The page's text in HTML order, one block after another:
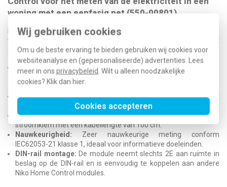
Wij gebruiken cookies
Om u de beste ervaring te bieden gebruiken wij cookies voor
websiteanalyse en (gepersonaliseerde) advertenties. Lees
meer in ons privacybeleid. Wilt u alleen noodzakelijke
cookies? Klik dan hier.
Cookies accepteren
woning met een eenfasig net (550-00801)
Deze module is ontworpen voor een naadloze en betrouwbare
werking binnen jouw eenfasige installatie. Hij wordt geleverd met
alles wat je nodig hebt voor een correcte meting.
Toepassing:Perfect voor het meten van het totaalverbruik,
zonneproductie of specifieke kringen in een eenfasige
installatie.
Meetbereik:Een breed bereik van 5 W tot 14500 W (22 mA tot
Inclusief stroomklem:De module wordt geleverd met één
stroomklem met een kabellengte van 100 cm.
Nauwkeurigheid: Zeer nauwkeurige meting conform
IEC62053-21 klasse 1, ideaal voor informatieve doeleinden.
DIN-rail montage: De module neemt slechts 2E aan ruimte in
beslag op de DIN-rail en is eenvoudig te koppelen aan andere
Niko Home Control modules.